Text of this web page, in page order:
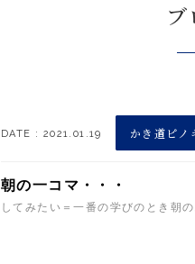
DATE : 2021.01.19 かき道ピノ
朝の一コマ・・・
してみたい＝一番の学びのとき朝